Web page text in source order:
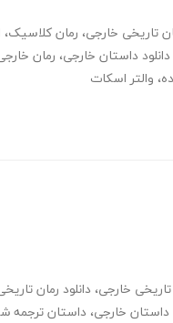
تاریخی خارجی، رمان کلاسیک،
دانلود داستان خارجی، رمان
، والتر اسکات
تاریخی خارجی، دانلود رمان
داستان خارجی، داستان ترجمه